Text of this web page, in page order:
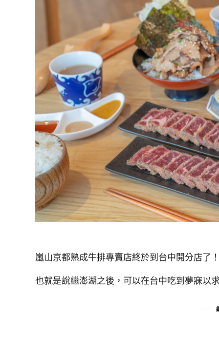
嵐山京都熟成牛排專賣店終於到台中開分店了
也就是說繼澎湖之後，可以在台中吃到夢寐以